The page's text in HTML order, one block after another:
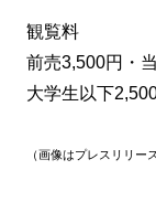
観覧料
前売3,500円・
大学生以下
（画像はプレスリリー